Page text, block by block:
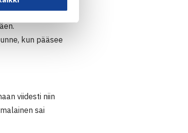
kun pääsee
viidesti niin
sai